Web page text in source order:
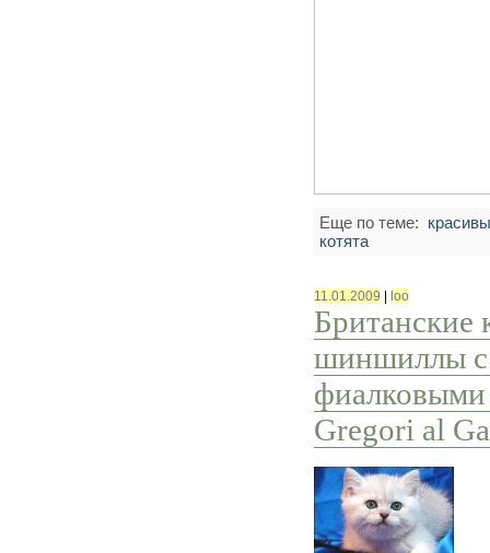
Еще по теме:
котята
11.01.2009 loo
Британские
шиншиллы
фиалковыми
Gregori al